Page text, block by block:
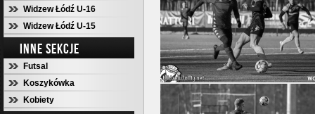
Widzew Łódź U-16
Widzew Łódź U-15
INNE SEKCJE
Futsal
Koszykówka
Kobiety